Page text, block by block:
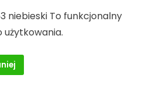
niebieski To funkcjonalny